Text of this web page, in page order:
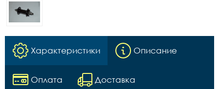
Характеристики Описание
Оплата Доставка